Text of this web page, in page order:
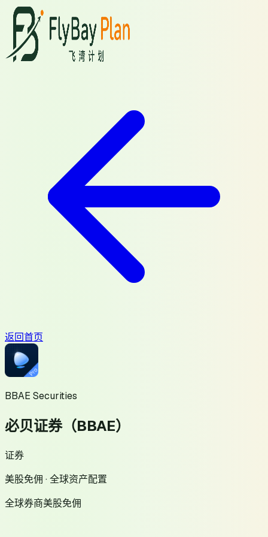
返回首页
BBAE Securities
必贝证券（BBAE）
证券
美股免佣 · 全球资产配置
全球券商美股免佣